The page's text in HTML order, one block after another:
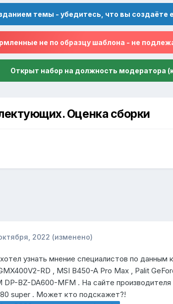
темы - убедитесь, что вы создаёте
не по образцу шаблона - не
Открыт набор на должность модератора
Оценка сборки
2022 (изменено)
узнать мнение специалистов по
RD , MSI B450-A Pro Max , Palit
DP-BZ-DA600-MFM . На сайте
super . Может кто подскажет?!